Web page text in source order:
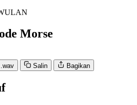
Morse
Salin Bagikan